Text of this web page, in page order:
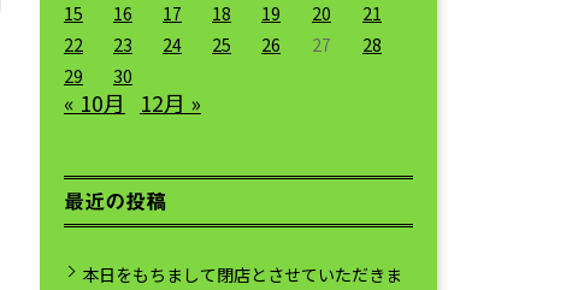
15
16 17 18 19 20
21
22
23 24 25 26 27
28
29
30
« 10月 12月 »
最近の投稿
本日をもちまして閉店とさせていただきま